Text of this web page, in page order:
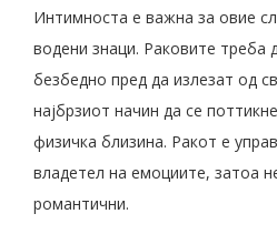
Интимноста е важна за овие
водени знаци. Раковите треба
безбедно пред да излезат од
најбрзиот начин да се
физичка близина. Ракот е
владетел на емоциите, затоа
романтични.